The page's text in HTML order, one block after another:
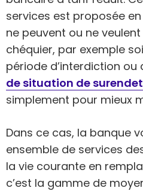
services est proposée
ne peuvent ou ne veulent
chéquier, par exemple
période d’interdiction ou
de situation de
simplement pour mieux
Dans ce cas, la banque
ensemble de services
la vie courante en
c’est la gamme de